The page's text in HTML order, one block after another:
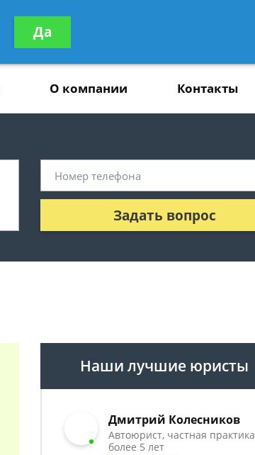
консультацию
бесплатно
О компании Контакты
Задать вопрос
Наши лучшие юристы
Дмитрий Колесников
Автоюрист, частная практика
более 5 лет
Да